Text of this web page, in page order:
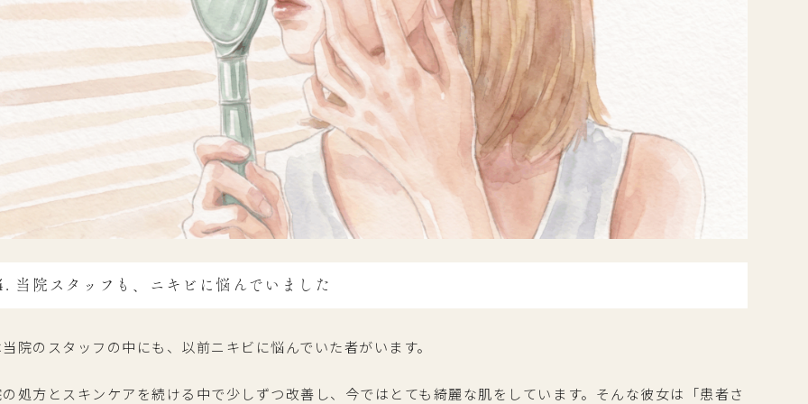
当院スタッフも、ニキビに悩んでいました
院のスタッフの中にも、以前ニキビに悩んでいた者がいます。
処方とスキンケアを続ける中で少しずつ改善し、今ではとても綺麗な肌をしています。そんな彼女は「患者さ